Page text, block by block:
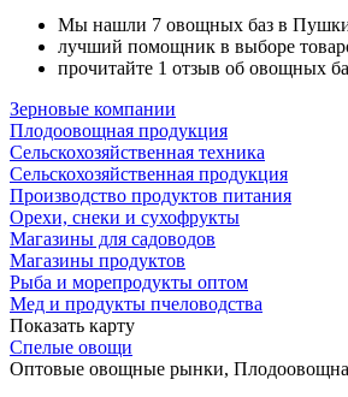
Мы нашли 7 овощных баз в
лучший помощник в выборе
прочитайте 1 отзыв об овощных
Зерновые компании
Плодоовощная продукция
Сельскохозяйственная техника
Сельскохозяйственная продукция
Производство продуктов питания
Орехи, снеки и сухофрукты
Магазины для садоводов
Магазины продуктов
Рыба и морепродукты оптом
Мед и продукты пчеловодства
Показать карту
Спелые овощи
Оптовые овощные рынки,